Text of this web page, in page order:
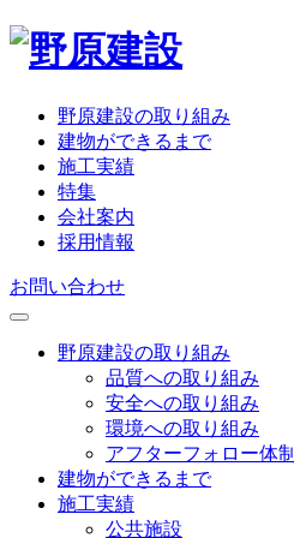
野原建設の取り組み
建物ができるまで
施工実績
特集
会社案内
採用情報
お問い合わせ
野原建設の取り組み
品質への取り組み
安全への取り組み
環境への取り組み
アフターフォロー体制
建物ができるまで
施工実績
公共施設